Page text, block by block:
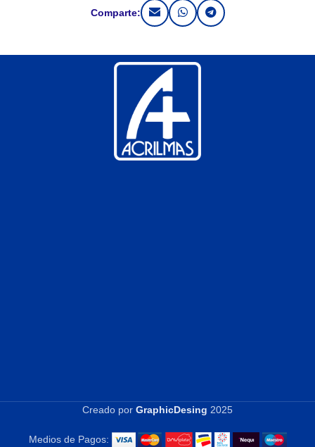
Comparte:
Creado por GraphicDesing 2025
Medios de Pagos: